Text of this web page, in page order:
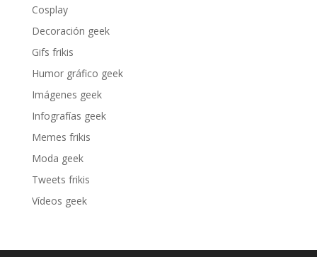
Cosplay
Decoración geek
Gifs frikis
Humor gráfico geek
Imágenes geek
Infografías geek
Memes frikis
Moda geek
Tweets frikis
Vídeos geek